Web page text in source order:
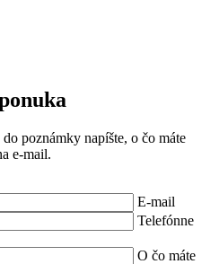
poznámky napíšte, o čo máte
e-mail.
E-mail
Telefónne
O čo máte